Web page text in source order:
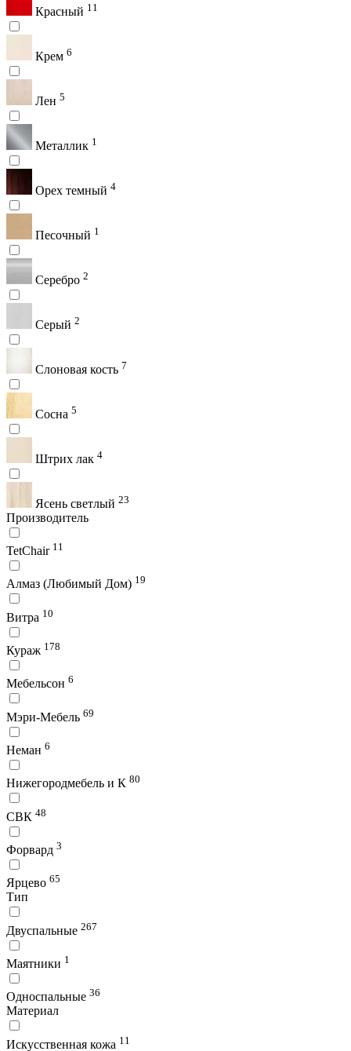
Красный 11
Крем 6
Лен 5
Металлик 1
Орех темный 4
Песочный 1
Серебро 2
Серый 2
Слоновая кость 7
Сосна 5
Штрих лак 4
Ясень светлый 23
Производитель
TetChair 11
Алмаз (Любимый Дом) 19
Витра 10
Кураж 178
Мебельсон 6
Мэри-Мебель 69
Неман 6
Нижегородмебель и К 80
СВК 48
Форвард 3
Ярцево 65
Тип
Двуспальные 267
Маятники 1
Односпальные 36
Материал
Искусственная кожа 11